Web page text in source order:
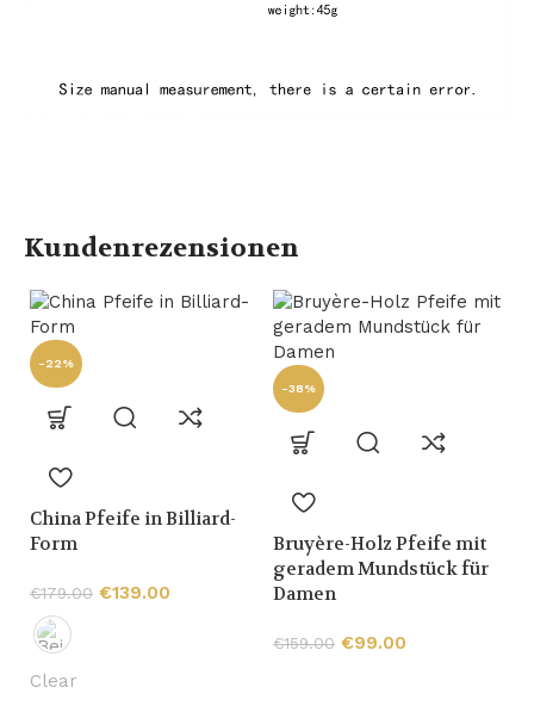
Kundenrezensionen
-22%
China Pfeife in Billiard-
Form
€179.00 €139.00
Clear
-38%
Bruyère-Holz Pfeife mit
geradem Mundstück für
Damen
€159.00 €99.00